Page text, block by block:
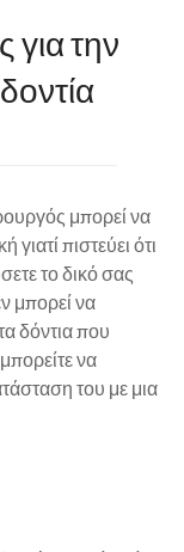
για την
μπορεί να
γιατί πιστεύει ότι
το δικό σας
μπορεί να
δόντια που
να
του με μια